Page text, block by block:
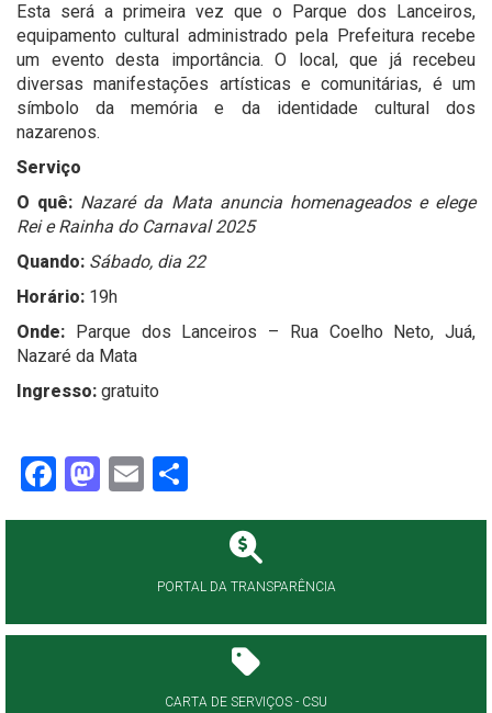
Esta será a primeira vez que o Parque dos Lanceiros,
equipamento cultural administrado pela Prefeitura recebe
um evento desta importância. O local, que já recebeu
diversas manifestações artísticas e comunitárias, é um
símbolo da memória e da identidade cultural dos
nazarenos.
Serviço
O quê: Nazaré da Mata anuncia homenageados e elege
Rei e Rainha do Carnaval 2025
Quando: Sábado, dia 22
Horário: 19h
Onde: Parque dos Lanceiros – Rua Coelho Neto, Juá,
Nazaré da Mata
Ingresso: gratuito
Facebook
Mastodon
Email
PORTAL DA TRANSPARÊNCIA
CARTA DE SERVIÇOS - CSU